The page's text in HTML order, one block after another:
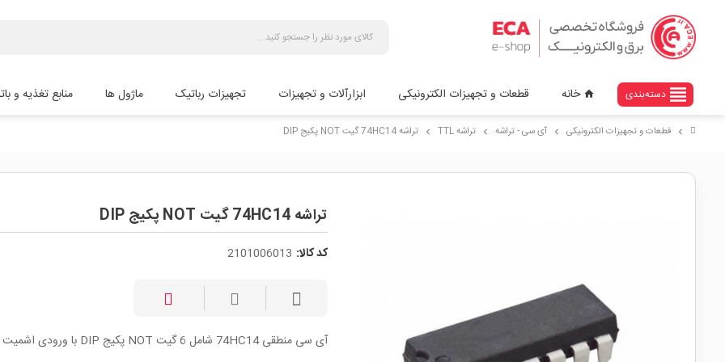
view_headline دسته‌بندی home خانه قطعات و تجهیزات الکترونیکی ابزارآلات و تجهیزات تجهیزات رباتیک ماژول ها منابع تغذیه و
chevron_right قطعات و تجهیزات الکترونیکی chevron_right آی سی - تراشه chevron_right تراشه TTL chevron_right تراشه 74HC14 گیت NOT پکیج DIP
تراشه 74HC14 گیت NOT پکیج DIP
کد کالا: 2101006013
آی سی منطقی 74HC14 شامل 6 گیت NOT پکیج DIP با ورودی اشمیت تریگر